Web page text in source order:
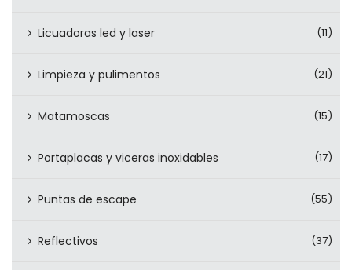
Licuadoras led y laser (11)
Limpieza y pulimentos (21)
Matamoscas (15)
Portaplacas y viceras inoxidables (17)
Puntas de escape (55)
Reflectivos (37)